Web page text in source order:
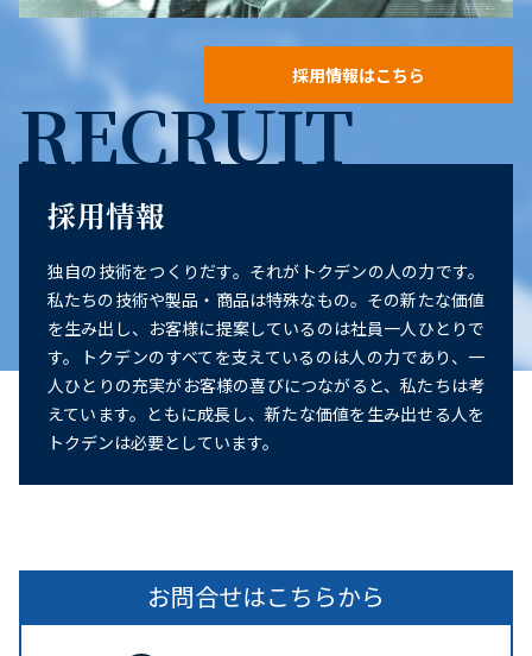
採用情報はこちら
RECRUIT
採用情報
独自の技術をつくりだす。それがトクデンの人の力です。
私たちの技術や製品・商品は特殊なもの。その新たな価値
を生み出し、お客様に提案しているのは社員一人ひとりで
す。トクデンのすべてを支えているのは人の力であり、一
人ひとりの充実がお客様の喜びにつながると、私たちは考
えています。ともに成長し、新たな価値を生み出せる人を
トクデンは必要としています。
お問合せはこちらから